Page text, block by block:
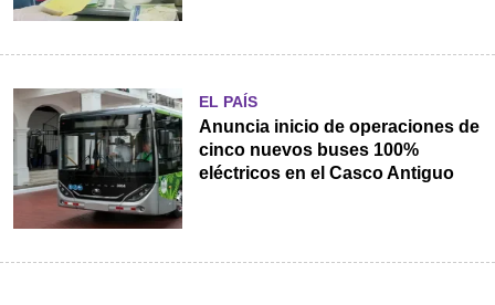
EL PAÍS
Anuncia inicio de operaciones de
cinco nuevos buses 100%
eléctricos en el Casco Antiguo